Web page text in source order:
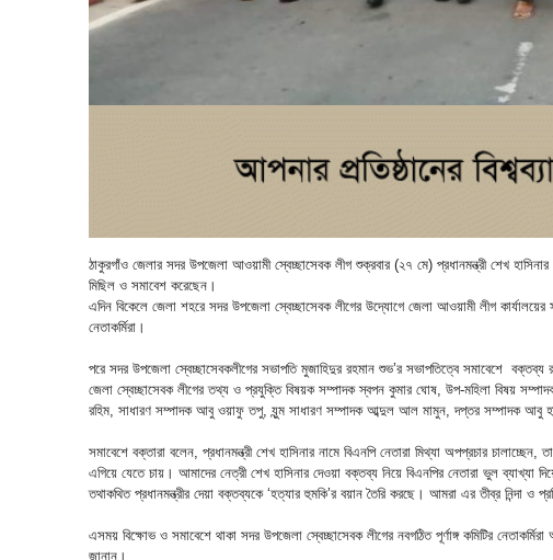
ঠাকুরগাঁও জেলার সদর উপজেলা আওয়ামী স্বেচ্ছাসেবক লীগ শুক্রবার (২৭ মে) প্রধানমন্ত্রী শেখ হাসিনার
মিছিল ও সমাবেশ করেছেন।
এদিন বিকেলে জেলা শহরে সদর উপজেলা স্বেচ্ছাসেবক লীগের উদ্যোগে জেলা আওয়ামী লীগ
নেতাকর্মিরা।
পরে সদর উপজেলা স্বেচ্ছাসেবকলীগের সভাপতি মুজাহিদুর রহমান শুভ’র সভাপতিত্বে সমাবেশে
জেলা স্বেচ্ছাসেবক লীগের তথ্য ও প্রযুক্তি বিষয়ক সম্পাদক স্বপন কুমার ঘোষ, উপ-মহিলা বিষয়
রহিম, সাধারণ সম্পাদক আবু ওয়াফু তপু, যুন্ম সাধারণ সম্পাদক আব্দুল আল মামুন, দপ্তর সম্পাদক আবু
সমাবেশে বক্তারা বলেন, প্রধানমন্ত্রী শেখ হাসিনার নামে বিএনপি নেতারা মিথ্যা অপপ্রচার
এগিয়ে যেতে চায়। আমাদের নেত্রী শেখ হাসিনার দেওয়া বক্তব্য নিয়ে বিএনপির নেতারা ভুল ব্যাখ্যা
তথাকথিত প্রধানমন্ত্রীর দেয়া বক্তব্যকে ‘হত্যার হুমকি’র বয়ান তৈরি করছে। আমরা এর তীব্র নিন্দা ও
এসময় বিক্ষোভ ও সমাবেশে থাকা সদর উপজেলা স্বেচ্ছাসেবক লীগের নবগঠিত পূর্ণাঙ্গ কমিটির
জানান।